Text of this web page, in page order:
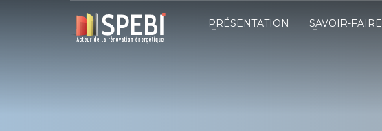
PRÉSENTATION SAVOIR-FAIRE